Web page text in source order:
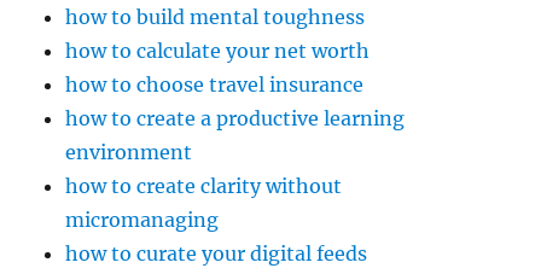
how to build mental toughness
how to calculate your net worth
how to choose travel insurance
how to create a productive learning
environment
how to create clarity without
micromanaging
how to curate your digital feeds